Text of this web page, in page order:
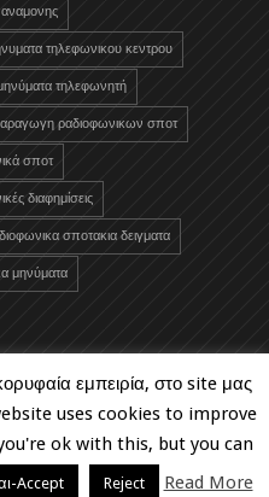
τηλεφωνικου κεντρου
τηλεφωνητή
ραδιοφωνικων σποτ
σποτ
διαφημίσεις
σποτακια δειγματα
μηνύματα
εμπειρία, στο site μας
uses cookies to improve
ok with this, but you can
Accept Reject Read More